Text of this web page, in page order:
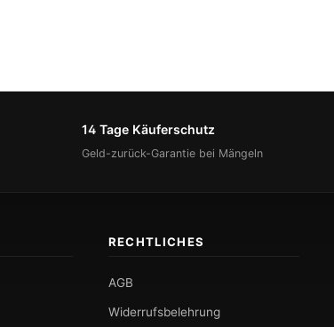
14 Tage Käuferschutz
Geld-zurück-Garantie bei Mängeln
RECHTLICHES
AGB
Widerrufsbelehrung